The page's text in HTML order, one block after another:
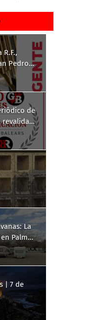
Pedro
de
revalidan
de la
les Illes
La
Palma
| 7 de